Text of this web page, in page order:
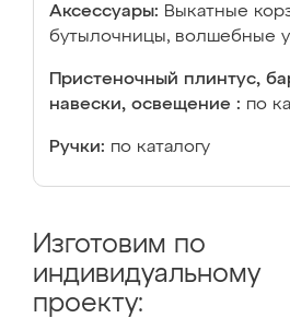
Аксессуары: Выкатные
бутылочницы, волшебные
Пристеночный плинтус,
навески, освещение : по
Ручки: по каталогу
Изготовим по
индивидуальному
проекту: